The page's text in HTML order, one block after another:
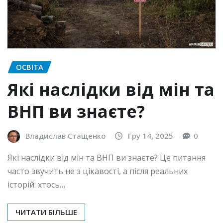
ОСВІТА
Які наслідки від мін та
ВНП ви знаєте?
Владислав Стащенко Гру 14, 2025 0
Які наслідки від мін та ВНП ви знаєте? Це питання
часто звучить не з цікавості, а після реальних
історій: хтось…
ЧИТАТИ БІЛЬШЕ